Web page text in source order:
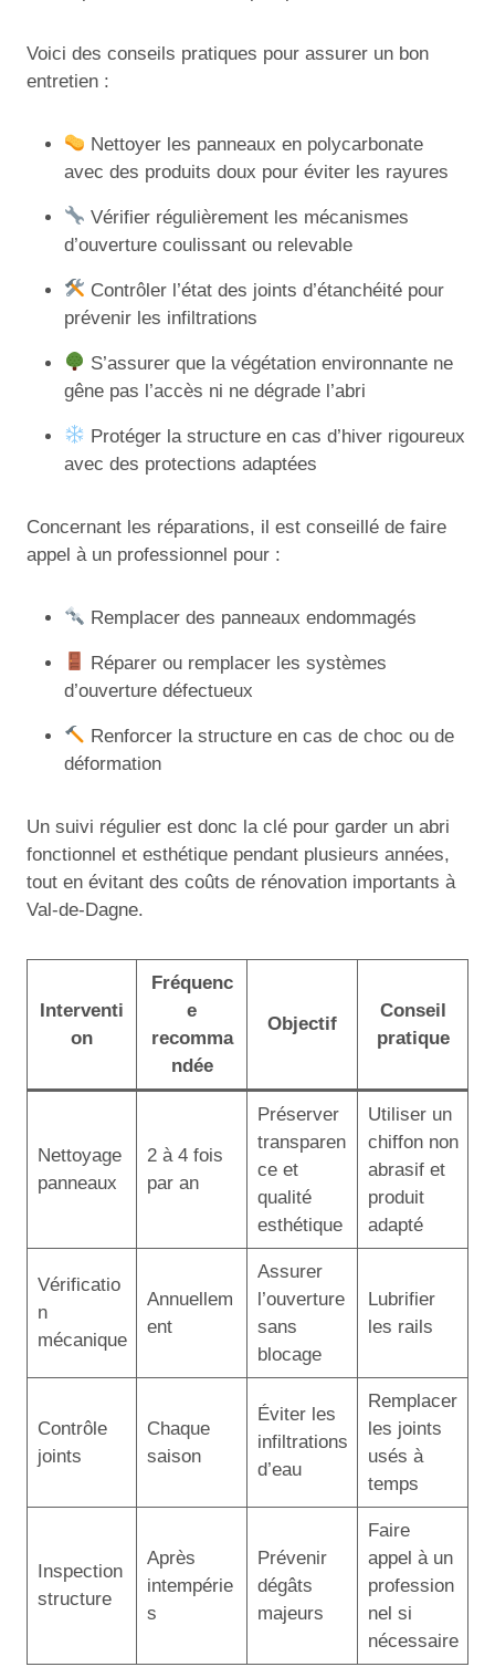
Voici des conseils pratiques pour assurer un bon
entretien :
Nettoyer les panneaux en polycarbonate
avec des produits doux pour éviter les rayures
Vérifier régulièrement les mécanismes
d’ouverture coulissant ou relevable
Contrôler l’état des joints d’étanchéité pour
prévenir les infiltrations
S’assurer que la végétation environnante ne
gêne pas l’accès ni ne dégrade l’abri
Protéger la structure en cas d’hiver rigoureux
avec des protections adaptées
Concernant les réparations, il est conseillé de faire
appel à un professionnel pour :
Remplacer des panneaux endommagés
Réparer ou remplacer les systèmes
d’ouverture défectueux
Renforcer la structure en cas de choc ou de
déformation
Un suivi régulier est donc la clé pour garder un abri
fonctionnel et esthétique pendant plusieurs années,
tout en évitant des coûts de rénovation importants à
Val-de-Dagne.
Interventi
on
Fréquenc
e
recomma
ndée
Objectif
Conseil
pratique
Nettoyage
panneaux
2 à 4 fois
par an
Préserver
transparen
ce et
qualité
esthétique
Utiliser un
chiffon non
abrasif et
produit
adapté
Vérificatio
n
mécanique
Annuellem
ent
Assurer
l’ouverture
sans
blocage
Lubrifier
les rails
Contrôle
joints
Chaque
saison
Éviter les
infiltrations
d’eau
Remplacer
les joints
usés à
temps
Inspection
structure
Après
intempérie
s
Prévenir
dégâts
majeurs
Faire
appel à un
profession
nel si
nécessaire